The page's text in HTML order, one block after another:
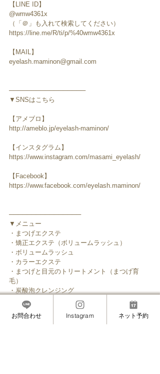
【LINE ID】
@wmw4361x
（「＠」も入れて検索してください）
https://line.me/R/ti/p/%40wmw4361x
【MAIL】
eyelash.maminon@gmail.com
─────────────────
▼SNSはこちら
【アメブロ】
http://ameblo.jp/eyelash-maminon/
【インスタグラム】
https://www.instagram.com/masami_eyelash/
【Facebook】
https://www.facebook.com/eyelash.maminon/
────────────────
▼メニュー
・まつげエクステ
・矯正エクステ（ボリュームラッシュ）
・ボリュームラッシュ
・カラーエクステ
・まつげと目元のトリートメント（まつげ育
毛）
・炭酸泡クレンジング
・眉毛ワックス（脱毛）
・フェイスワックス（脱毛）
・眉カラーリング
お問合わせ Instagram ネット予約